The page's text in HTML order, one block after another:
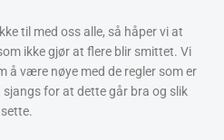
til med oss alle, så håper vi at
ikke gjør at flere blir smittet. Vi
å være nøye med de regler som er
for at dette går bra og slik